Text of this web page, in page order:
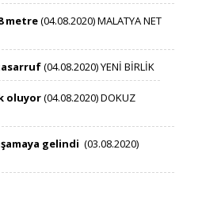
metre ​(04.08.2020) MALATYA NET
​(04.08.2020) YENİ BİRLİK
oluyor​​(04.08.2020) DOKUZ
gelindi​​​ ​(03.08.2020)